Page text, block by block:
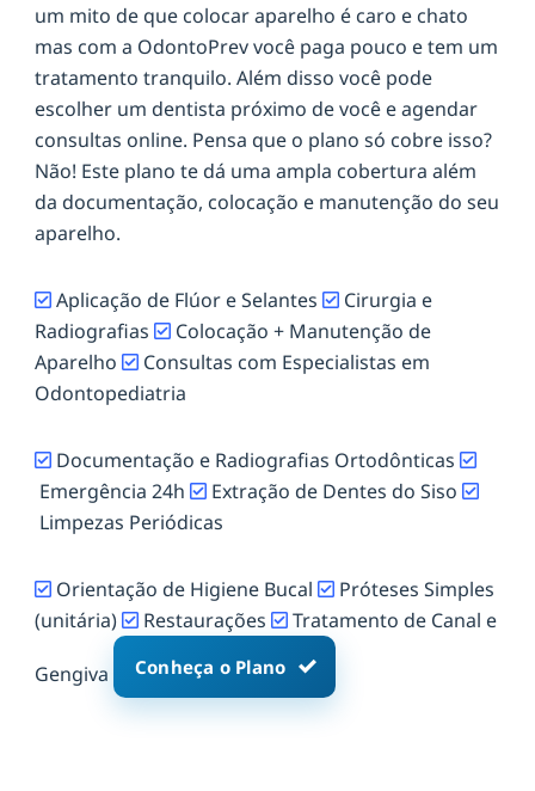
um mito de que colocar aparelho é caro e chato
mas com a OdontoPrev você paga pouco e tem um
tratamento tranquilo. Além disso você pode
escolher um dentista próximo de você e agendar
consultas online. Pensa que o plano só cobre isso?
Não! Este plano te dá uma ampla cobertura além
da documentação, colocação e manutenção do seu
aparelho.
Aplicação de Flúor e Selantes
Cirurgia e
Radiografias
Colocação + Manutenção de
Aparelho
Consultas com Especialistas em
Odontopediatria
Documentação e Radiografias Ortodônticas
Emergência 24h
Extração de Dentes do Siso
Limpezas Periódicas
Orientação de Higiene Bucal
Próteses Simples
(unitária)
Restaurações Tratamento de Canal e
Gengiva Conheça o Plano